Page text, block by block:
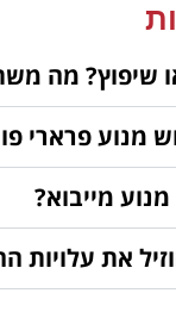
שיפוץ? מה
מנוע פרארי
מייבוא?
את עלויות